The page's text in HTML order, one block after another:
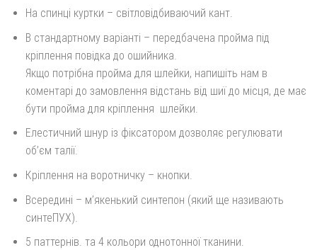
На спинці куртки – світловідбиваючий кант.
В стандартному варіанті – передбачена пройма під
кріплення повідка до ошийника.
Якщо потрібна пройма для шлейки, напишіть нам в
коментарі до замовлення відстань від шиї до місця, де має
бути пройма для кріплення шлейки.
Елестичний шнур із фіксатором дозволяє регулювати
об’єм талії.
Кріплення на воротничку – кнопки.
Всередині – м’якенький синтепон (який ще називають
синтеПУХ).
5 паттернів. та 4 кольори однотонної тканини.